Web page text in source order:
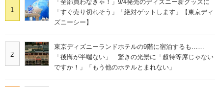
1
「全部買わなきゃ！」9/4発売のディズニー新グッズに
「すぐ売り切れそう」「絶対ゲットします」【東京ディ
ズニーシー】
2
東京ディズニーランドホテルの9階に宿泊するも……
「後悔が半端ない」 驚きの光景に「超特等席じゃない
ですか！」「もう他のホテルとまれない」